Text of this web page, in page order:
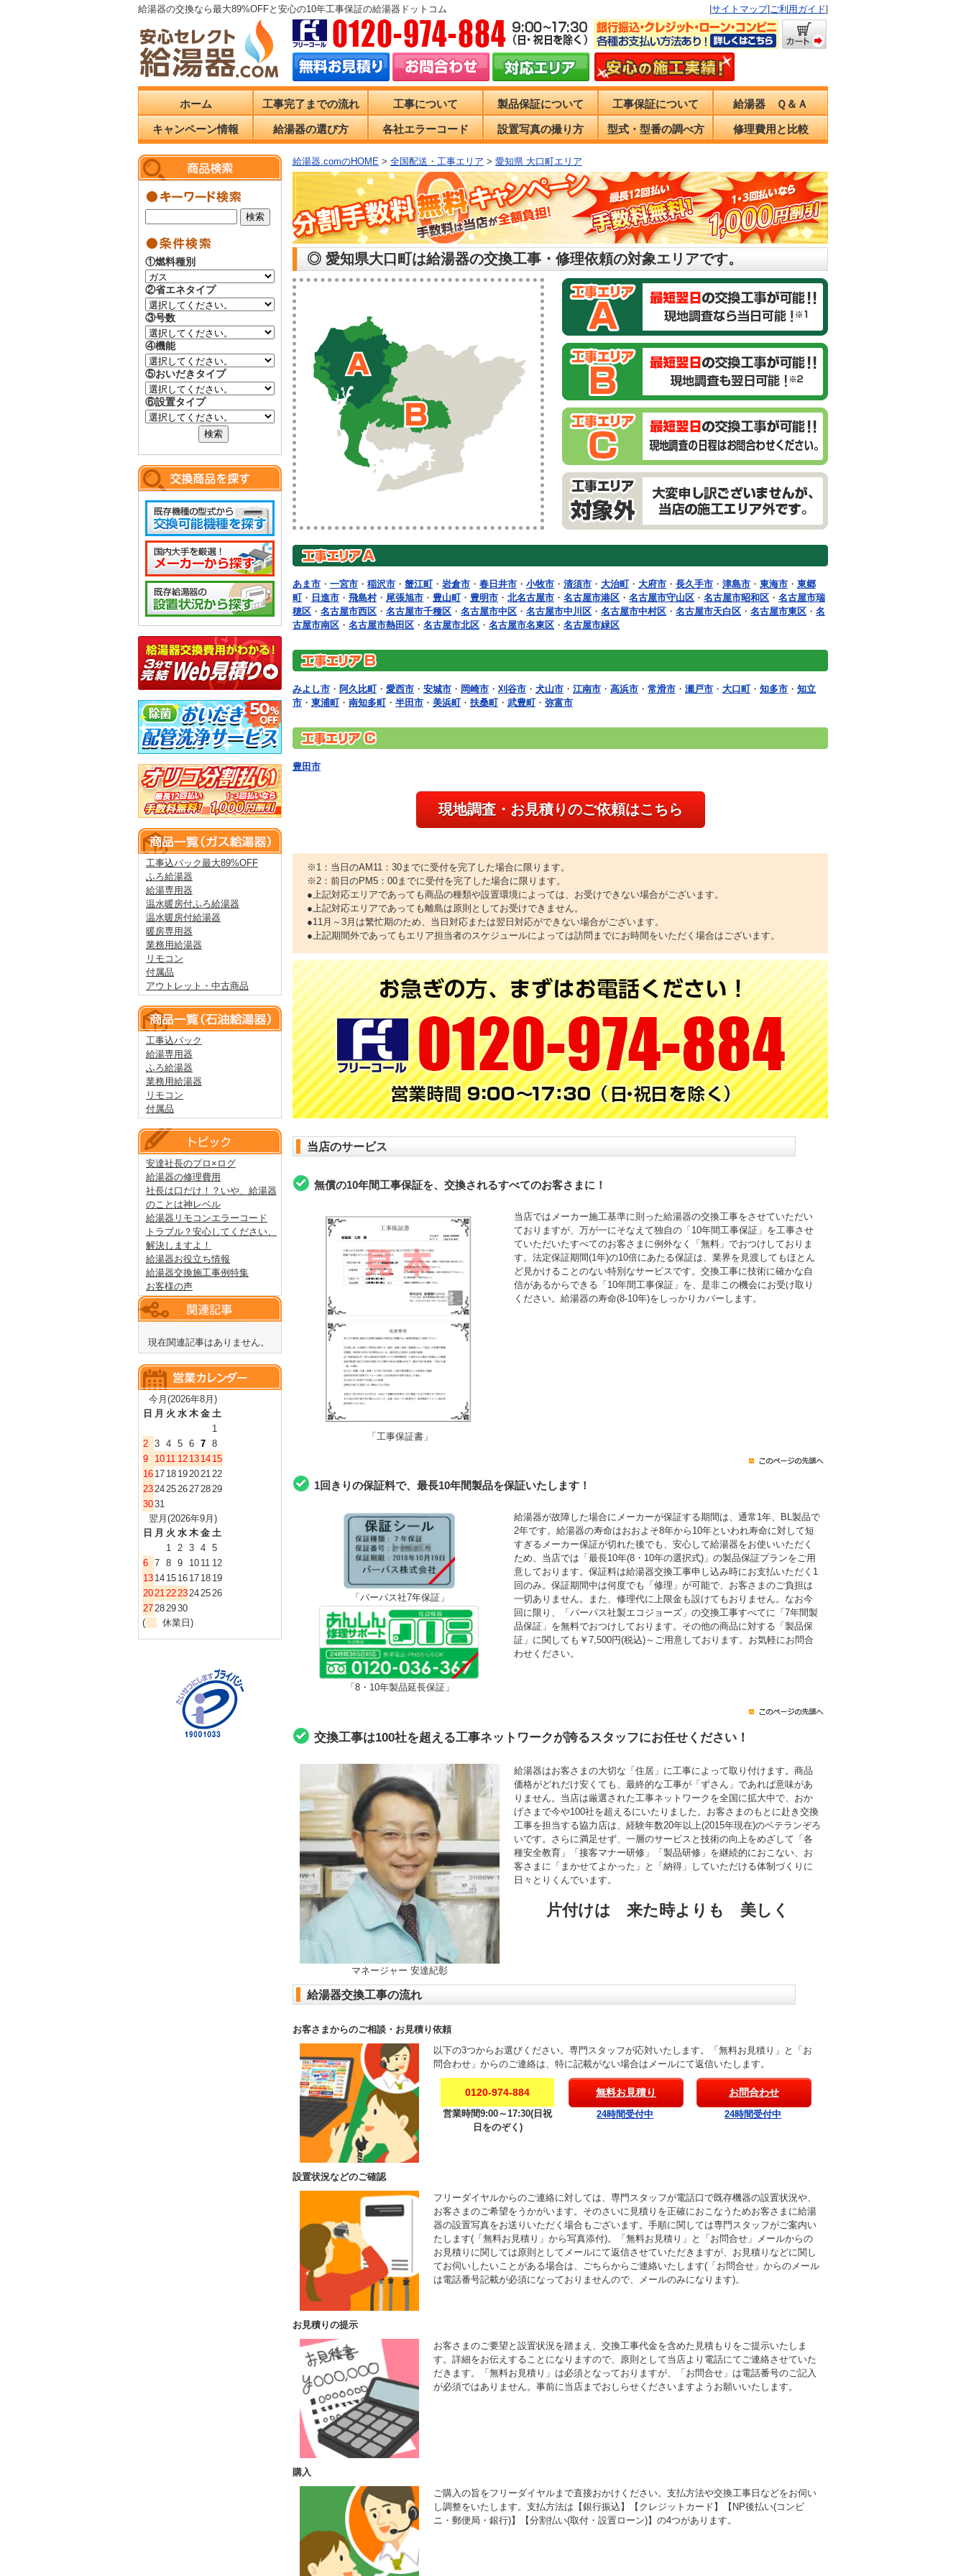
給湯器の交換なら最大89%OFFと安心の10年工事保証の給湯器ドットコム サイトマップ| ご利用ガイド
ホーム 工事完了までの流れ 工事について 製品保証について 工事保証について 給湯器 Ｑ＆Ａ
キャンペーン情報 給湯器の選び方 各社エラーコード 設置写真の撮り方 型式・型番の調べ方 修理費用と比較
給湯器.comのHOME > 全国配送・工事エリア > 愛知県 大口町エリア
◎ 愛知県大口町は給湯器の交換工事・修理依頼の対象エリアです。
あま市 ・ 一宮市 ・ 稲沢市 ・ 蟹江町・ 岩倉市 ・ 春日井市 ・ 小牧市 ・ 清須市 ・ 大治町・ 大府市 ・ 長久手市 ・ 津島市 ・ 東海市 ・ 東郷
町・ 日進市 ・ 飛島村・ 尾張旭市 ・ 豊山町・ 豊明市 ・ 北名古屋市 ・ 名古屋市港区 ・ 名古屋市守山区 ・ 名古屋市昭和区 ・ 名古屋市瑞
穂区 ・ 名古屋市西区 ・ 名古屋市千種区 ・ 名古屋市中区 ・ 名古屋市中川区 ・ 名古屋市中村区 ・ 名古屋市天白区 ・ 名古屋市東区 ・ 名
古屋市南区 ・ 名古屋市熱田区 ・ 名古屋市北区 ・ 名古屋市名東区 ・ 名古屋市緑区
みよし市 ・ 阿久比町・ 愛西市 ・ 安城市 ・ 岡崎市 ・ 刈谷市 ・ 犬山市 ・ 江南市 ・ 高浜市 ・ 常滑市 ・ 瀬戸市 ・ 大口町・ 知多市 ・ 知立
市 ・ 東浦町・ 南知多町・ 半田市 ・ 美浜町・ 扶桑町・ 武豊町・ 弥富市
豊田市
現地調査・お見積りのご依頼はこちら
※1：当日のAM11：30までに受付を完了した場合に限ります。
※2：前日のPM5：00までに受付を完了した場合に限ります。
●上記対応エリアであっても商品の種類や設置環境によっては、お受けできない場合がございます。
●上記対応エリアであっても離島は原則としてお受けできません。
●11月～3月は繁忙期のため、当日対応または翌日対応ができない場合がございます。
●上記期間外であってもエリア担当者のスケジュールによっては訪問までにお時間をいただく場合はございます。
当店のサービス
無償の10年間工事保証を、交換されるすべてのお客さまに！
「工事保証書」
当店ではメーカー施工基準に則った給湯器の交換工事をさせていただい
ておりますが、万が一にそなえて独自の「10年間工事保証」を工事させ
ていただいたすべてのお客さまに例外なく「無料」でおつけしておりま
す。法定保証期間(1年)の10倍にあたる保証は、業界を見渡してもほとん
ど見かけることのない特別なサービスです。交換工事に技術に確かな自
信があるからできる「10年間工事保証」を、是非この機会にお受け取り
ください。給湯器の寿命(8-10年)をしっかりカバーします。
1回きりの保証料で、最長10年間製品を保証いたします！
「パーパス社7年保証」
「8・10年製品延長保証」
給湯器が故障した場合にメーカーが保証する期間は、通常1年、BL製品で
2年です。給湯器の寿命はおおよそ8年から10年といわれ寿命に対して短
すぎるメーカー保証が切れた後でも、安心して給湯器をお使いいただく
ため、当店では「最長10年(8・10年の選択式)」の製品保証プランをご用
意しております。保証料は給湯器交換工事申し込み時にお支払いただく1
回のみ。保証期間中は何度でも「修理」が可能で、お客さまのご負担は
一切ありません。また、修理代に上限金も設けてもおりません。なお今
回に限り、「パーパス社製エコジョーズ」の交換工事すべてに「7年間製
品保証」を無料でおつけしております。その他の商品に対する「製品保
証」に関しても￥7,500円(税込)～ご用意しております。お気軽にお問合
わせください。
交換工事は100社を超える工事ネットワークが誇るスタッフにお任せください！
マネージャー 安達紀彰
給湯器はお客さまの大切な「住居」に工事によって取り付けます。商品
価格がどれだけ安くても、最終的な工事が「ずさん」であれば意味があ
りません。当店は厳選された工事ネットワークを全国に拡大中で、おか
げさまで今や100社を超えるにいたりました。お客さまのもとに赴き交換
工事を担当する協力店は、経験年数20年以上(2015年現在)のベテランぞろ
いです。さらに満足せず、一層のサービスと技術の向上をめざして「各
種安全教育」「接客マナー研修」「製品研修」を継続的におこない、お
客さまに「まかせてよかった」と「納得」していただける体制づくりに
日々とりくんでいます。
片付けは 来た時よりも 美しく
給湯器交換工事の流れ
お客さまからのご相談・お見積り依頼
以下の3つからお選びください。専門スタッフが応対いたします。「無料お見積り」と「お
問合わせ」からのご連絡は、特に記載がない場合はメールにて返信いたします。
0120-974-884
営業時間9:00～17:30(日祝
日をのぞく)
無料お見積り
24時間受付中
お問合わせ
24時間受付中
設置状況などのご確認
フリーダイヤルからのご連絡に対しては、専門スタッフが電話口で既存機器の設置状況や、
お客さまのご希望をうかがいます。そのさいに見積りを正確におこなうためお客さまに給湯
器の設置写真をお送りいただく場合もございます。手順に関しては専門スタッフがご案内い
たします(「無料お見積り」から写真添付)。「無料お見積り」と「お問合せ」メールからの
お見積りに関しては原則としてメールにて返信させていただきますが、お見積りなどに関し
てお伺いしたいことがある場合は、ごちらからご連絡いたします(「お問合せ」からのメール
は電話番号記載が必須になっておりませんので、メールのみになります)。
お見積りの提示
お客さまのご要望と設置状況を踏まえ、交換工事代金を含めた見積もりをご提示いたしま
す。詳細をお伝えすることになりますので、原則として当店より電話にてご連絡させていた
だきます。「無料お見積り」は必須となっておりますが、「お問合せ」は電話番号のご記入
が必須ではありません。事前に当店までおしらせくださいますようお願いいたします。
購入
ご購入の旨をフリーダイヤルまで直接おかけください。支払方法や交換工事日などをお伺い
し調整をいたします。支払方法は【銀行振込】【クレジットカード】【NP後払い(コンビ
ニ・郵便局・銀行)】【分割払い(取付・設置ローン)】の4つがあります。
①燃料種別
②省エネタイプ
③号数
④機能
⑤おいだきタイプ
⑥設置タイプ
工事込パック最大89%OFF
ふろ給湯器
給湯専用器
温水暖房付ふろ給湯器
温水暖房付給湯器
暖房専用器
業務用給湯器
リモコン
付属品
アウトレット・中古商品
工事込パック
給湯専用器
ふろ給湯器
業務用給湯器
リモコン
付属品
安達社長のプロ×ログ
給湯器の修理費用
社長は口だけ！？いや、給湯器
のことは神レベル
給湯器リモコンエラーコード
トラブル？安心してください、
解決しますよ！
給湯器お役立ち情報
給湯器交換施工事例特集
お客様の声
現在関連記事はありません。
今月(2026年8月)
日 月 火 水 木 金 土
1
2 3 4 5 6 7 8
9
10 11 12 13 14 15
16 17 18 19202122
23242526272829
3031
翌月(2026年9月)
日 月 火 水 木 金 土
1 2 3 4 5
6 7 8 9 10 11 12
13 14 15 16 17 18 19
20212223242526
27282930
(
休業日)